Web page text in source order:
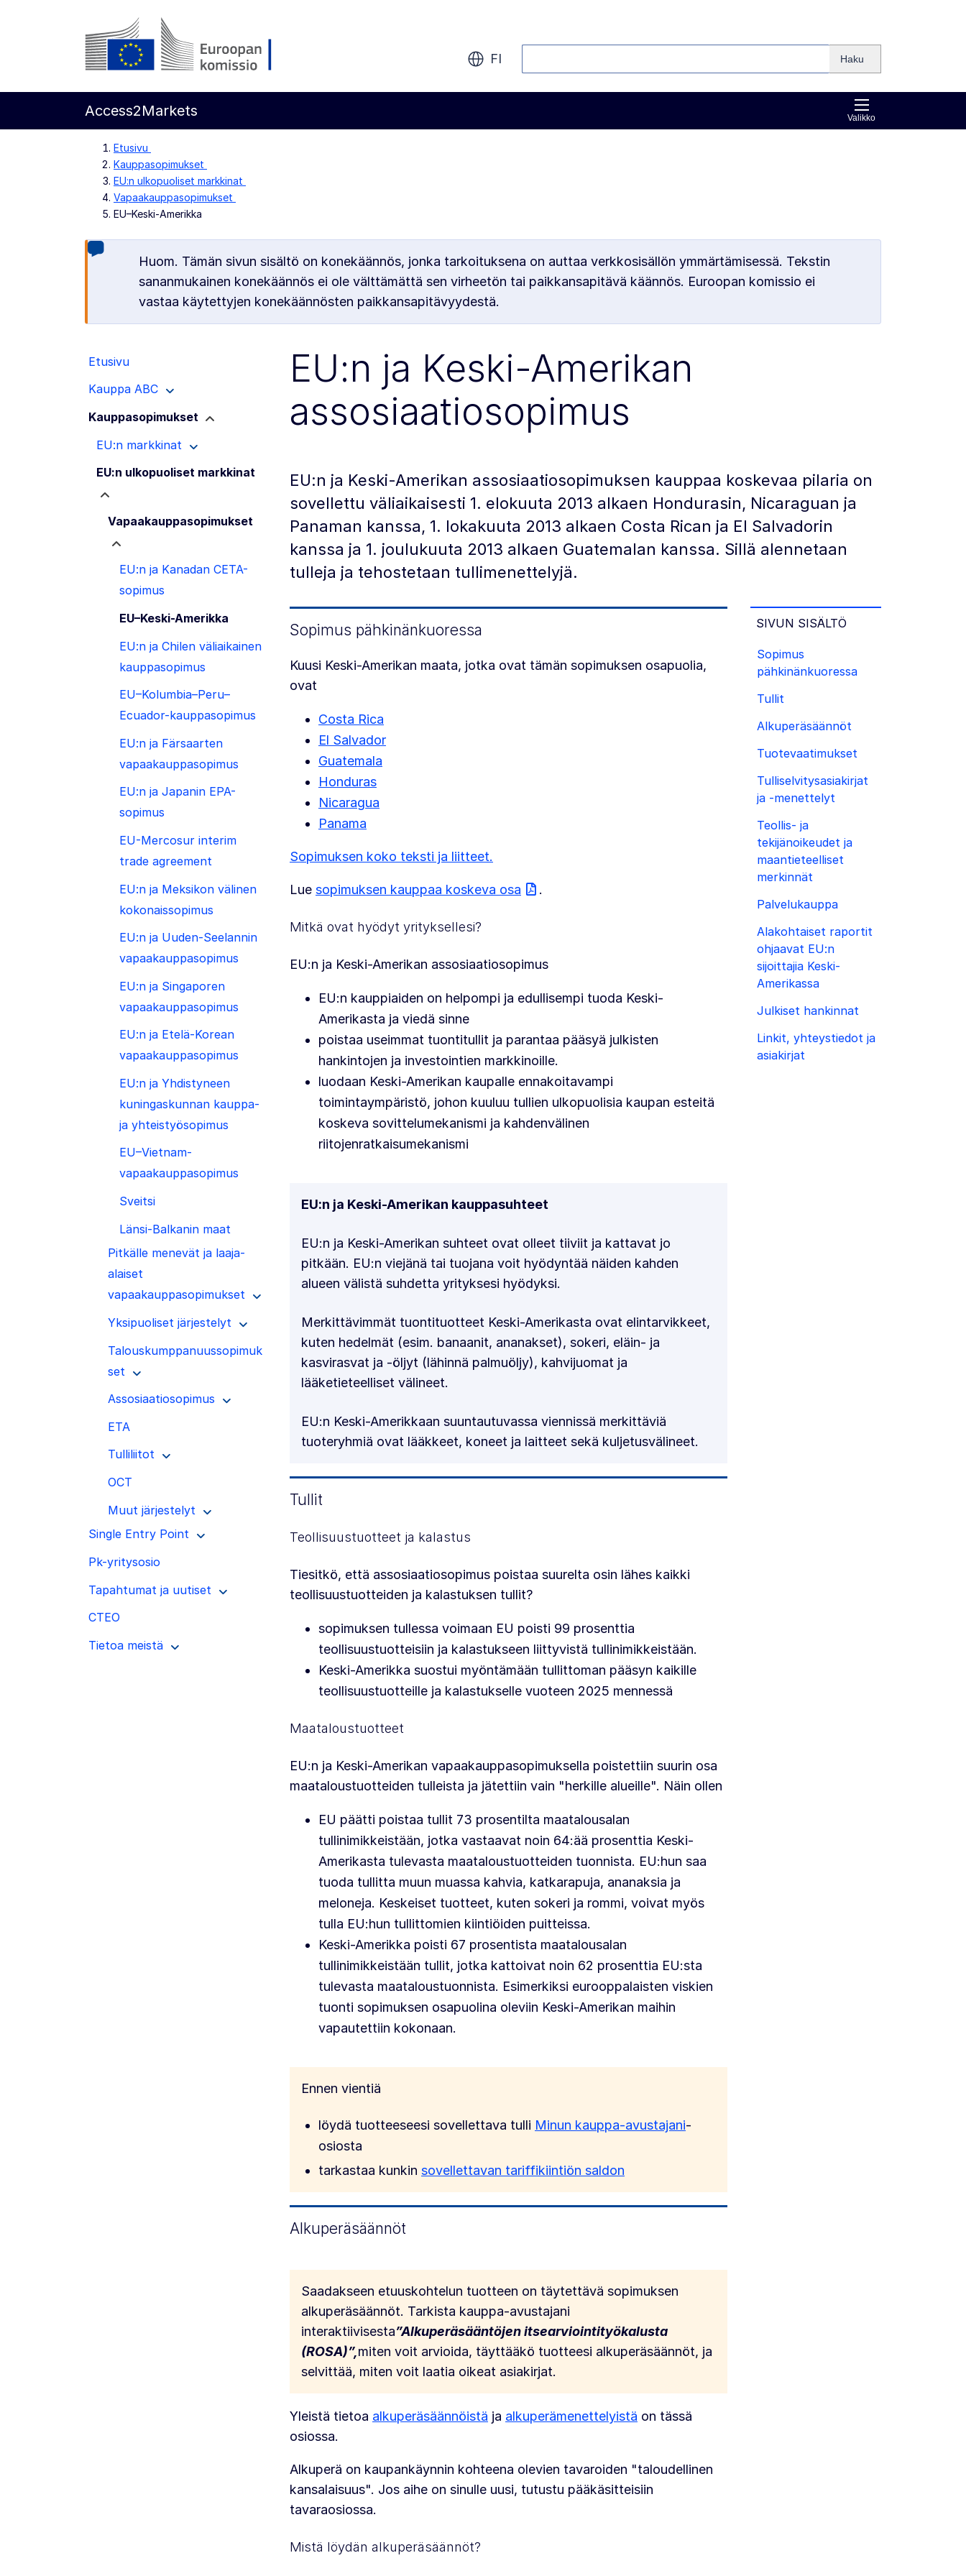
Siirry pääsisältöön
FI Haku
Valikko
Access2Markets
Etusivu
Kauppasopimukset
EU:n ulkopuoliset markkinat
Vapaakauppasopimukset
EU–Keski-Amerikka
Huom. Tämän sivun sisältö on konekäännös, jonka tarkoituksena on auttaa verkkosisällön ymmärtämisessä. Tekstin
sananmukainen konekäännös ei ole välttämättä sen virheetön tai paikkansapitävä käännös. Euroopan komissio ei
vastaa käytettyjen konekäännösten paikkansapitävyydestä.
Etusivu
Kauppa ABC
Kauppasopimukset
EU:n markkinat
EU:n ulkopuoliset markkinat
Vapaakauppasopimukset
EU:n ja Kanadan CETA-
sopimus
EU–Keski-Amerikka
EU:n ja Chilen väliaikainen
kauppasopimus
EU–Kolumbia–Peru–
Ecuador-kauppasopimus
EU:n ja Färsaarten
vapaakauppasopimus
EU:n ja Japanin EPA-
sopimus
EU-Mercosur interim
trade agreement
EU:n ja Meksikon välinen
kokonaissopimus
EU:n ja Uuden-Seelannin
vapaakauppasopimus
EU:n ja Singaporen
vapaakauppasopimus
EU:n ja Etelä-Korean
vapaakauppasopimus
EU:n ja Yhdistyneen
kuningaskunnan kauppa-
ja yhteistyösopimus
EU–Vietnam-
vapaakauppasopimus
Sveitsi
Länsi-Balkanin maat
Pitkälle menevät ja laaja-
alaiset
vapaakauppasopimukset
Yksipuoliset järjestelyt
Talouskumppanuussopimuk
set
Assosiaatiosopimus
ETA
Tulliliitot
OCT
Muut järjestelyt
Single Entry Point
Pk-yritysosio
Tapahtumat ja uutiset
CTEO
Tietoa meistä
EU:n ja Keski-Amerikan
assosiaatiosopimus
EU:n ja Keski-Amerikan assosiaatiosopimuksen kauppaa koskevaa pilaria on
sovellettu väliaikaisesti 1. elokuuta 2013 alkaen Hondurasin, Nicaraguan ja
Panaman kanssa, 1. lokakuuta 2013 alkaen Costa Rican ja El Salvadorin
kanssa ja 1. joulukuuta 2013 alkaen Guatemalan kanssa. Sillä alennetaan
tulleja ja tehostetaan tullimenettelyjä.
SIVUN SISÄLTÖ
Sopimus
pähkinänkuoressa
Tullit
Alkuperäsäännöt
Tuotevaatimukset
Tulliselvitysasiakirjat
ja -menettelyt
Teollis- ja
tekijänoikeudet ja
maantieteelliset
merkinnät
Palvelukauppa
Alakohtaiset raportit
ohjaavat EU:n
sijoittajia Keski-
Amerikassa
Julkiset hankinnat
Linkit, yhteystiedot ja
asiakirjat
Sopimus pähkinänkuoressa
Kuusi Keski-Amerikan maata, jotka ovat tämän sopimuksen osapuolia,
ovat
Costa Rica
El Salvador
Guatemala
Honduras
Nicaragua
Panama
Sopimuksen koko teksti ja liitteet.
Lue sopimuksen kauppaa koskeva osa .
Mitkä ovat hyödyt yrityksellesi?
EU:n ja Keski-Amerikan assosiaatiosopimus
EU:n kauppiaiden on helpompi ja edullisempi tuoda Keski-
Amerikasta ja viedä sinne
poistaa useimmat tuontitullit ja parantaa pääsyä julkisten
hankintojen ja investointien markkinoille.
luodaan Keski-Amerikan kaupalle ennakoitavampi
toimintaympäristö, johon kuuluu tullien ulkopuolisia kaupan esteitä
koskeva sovittelumekanismi ja kahdenvälinen
riitojenratkaisumekanismi
EU:n ja Keski-Amerikan kauppasuhteet
EU:n ja Keski-Amerikan suhteet ovat olleet tiiviit ja kattavat jo
pitkään. EU:n viejänä tai tuojana voit hyödyntää näiden kahden
alueen välistä suhdetta yrityksesi hyödyksi.
Merkittävimmät tuontituotteet Keski-Amerikasta ovat elintarvikkeet,
kuten hedelmät (esim. banaanit, ananakset), sokeri, eläin- ja
kasvirasvat ja -öljyt (lähinnä palmuöljy), kahvijuomat ja
lääketieteelliset välineet.
EU:n Keski-Amerikkaan suuntautuvassa viennissä merkittäviä
tuoteryhmiä ovat lääkkeet, koneet ja laitteet sekä kuljetusvälineet.
Tullit
Teollisuustuotteet ja kalastus
Tiesitkö, että assosiaatiosopimus poistaa suurelta osin lähes kaikki
teollisuustuotteiden ja kalastuksen tullit?
sopimuksen tullessa voimaan EU poisti 99 prosenttia
teollisuustuotteisiin ja kalastukseen liittyvistä tullinimikkeistään.
Keski-Amerikka suostui myöntämään tullittoman pääsyn kaikille
teollisuustuotteille ja kalastukselle vuoteen 2025 mennessä
Maataloustuotteet
EU:n ja Keski-Amerikan vapaakauppasopimuksella poistettiin suurin osa
maataloustuotteiden tulleista ja jätettiin vain "herkille alueille". Näin ollen
EU päätti poistaa tullit 73 prosentilta maatalousalan
tullinimikkeistään, jotka vastaavat noin 64:ää prosenttia Keski-
Amerikasta tulevasta maataloustuotteiden tuonnista. EU:hun saa
tuoda tullitta muun muassa kahvia, katkarapuja, ananaksia ja
meloneja. Keskeiset tuotteet, kuten sokeri ja rommi, voivat myös
tulla EU:hun tullittomien kiintiöiden puitteissa.
Keski-Amerikka poisti 67 prosentista maatalousalan
tullinimikkeistään tullit, jotka kattoivat noin 62 prosenttia EU:sta
tulevasta maataloustuonnista. Esimerkiksi eurooppalaisten viskien
tuonti sopimuksen osapuolina oleviin Keski-Amerikan maihin
vapautettiin kokonaan.
Ennen vientiä
löydä tuotteeseesi sovellettava tulli Minun kauppa-avustajani-
osiosta
tarkastaa kunkin sovellettavan tariffikiintiön saldon
Alkuperäsäännöt
Saadakseen etuuskohtelun tuotteen on täytettävä sopimuksen
alkuperäsäännöt. Tarkista kauppa-avustajani
interaktiivisesta”Alkuperäsääntöjen itsearviointityökalusta
(ROSA)”,miten voit arvioida, täyttääkö tuotteesi alkuperäsäännöt, ja
selvittää, miten voit laatia oikeat asiakirjat.
Yleistä tietoa alkuperäsäännöistä ja alkuperämenettelyistä on tässä
osiossa.
Alkuperä on kaupankäynnin kohteena olevien tavaroiden "taloudellinen
kansalaisuus". Jos aihe on sinulle uusi, tutustu pääkäsitteisiin
tavaraosiossa.
Mistä löydän alkuperäsäännöt?